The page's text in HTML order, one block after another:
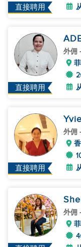
直接聘用
直接聘用
外佣
直接聘用
Yvie
外佣
外佣